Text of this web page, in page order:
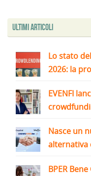
Ultimi articoli
Lo stato
2026: la
EVENFI
Nasce un
alternativa
BPER